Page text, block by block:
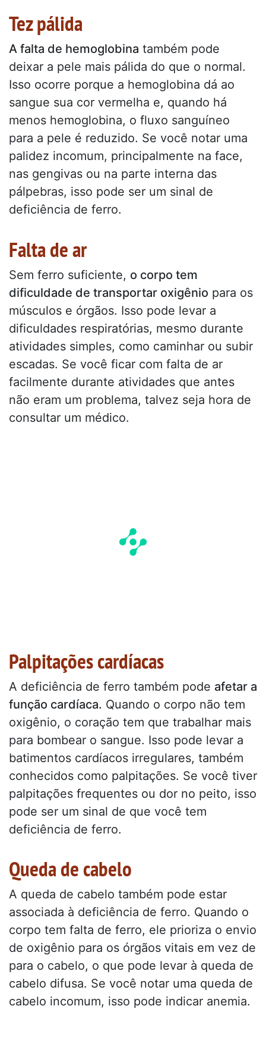
Tez pálida
A falta de hemoglobina também pode
deixar a pele mais pálida do que o normal.
Isso ocorre porque a hemoglobina dá ao
sangue sua cor vermelha e, quando há
menos hemoglobina, o fluxo sanguíneo
para a pele é reduzido. Se você notar uma
palidez incomum, principalmente na face,
nas gengivas ou na parte interna das
pálpebras, isso pode ser um sinal de
deficiência de ferro.
Falta de ar
Sem ferro suficiente, o corpo tem
dificuldade de transportar oxigênio para os
músculos e órgãos. Isso pode levar a
dificuldades respiratórias, mesmo durante
atividades simples, como caminhar ou subir
escadas. Se você ficar com falta de ar
facilmente durante atividades que antes
não eram um problema, talvez seja hora de
consultar um médico.
Palpitações cardíacas
A deficiência de ferro também pode afetar a
função cardíaca. Quando o corpo não tem
oxigênio, o coração tem que trabalhar mais
para bombear o sangue. Isso pode levar a
batimentos cardíacos irregulares, também
conhecidos como palpitações. Se você tiver
palpitações frequentes ou dor no peito, isso
pode ser um sinal de que você tem
deficiência de ferro.
Queda de cabelo
A queda de cabelo também pode estar
associada à deficiência de ferro. Quando o
corpo tem falta de ferro, ele prioriza o envio
de oxigênio para os órgãos vitais em vez de
para o cabelo, o que pode levar à queda de
cabelo difusa. Se você notar uma queda de
cabelo incomum, isso pode indicar anemia.